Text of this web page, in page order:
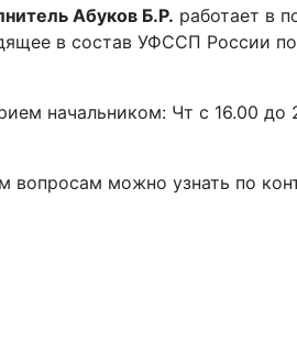
Абуков Б.Р. работает в
в состав УФССП России
начальником: Чт с 16.00 до
вопросам можно узнать по